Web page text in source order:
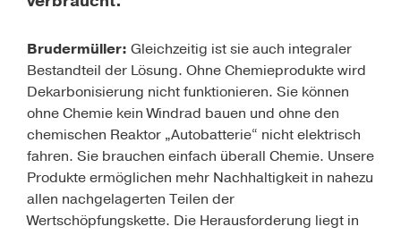
Brudermüller: Gleichzeitig ist sie auch integraler
Bestandteil der Lösung. Ohne Chemieprodukte wird
Dekarbonisierung nicht funktionieren. Sie können
ohne Chemie kein Windrad bauen und ohne den
chemischen Reaktor „Autobatterie“ nicht elektrisch
fahren. Sie brauchen einfach überall Chemie. Unsere
Produkte ermöglichen mehr Nachhaltigkeit in nahezu
allen nachgelagerten Teilen der
Wertschöpfungskette. Die Herausforderung liegt in